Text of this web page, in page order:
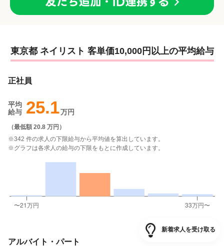
東京都 ネイリスト 客単価10,000円以上の平均給与
正社員
平均
給与 25.1万円
（最低額 20.8 万円 ）
※342 件の求人の下限給与から平均値を算出しています。
※グラフは各求人の給与の下限をもとに作成しています。
アルバイト・パート
新着求人を受け取る